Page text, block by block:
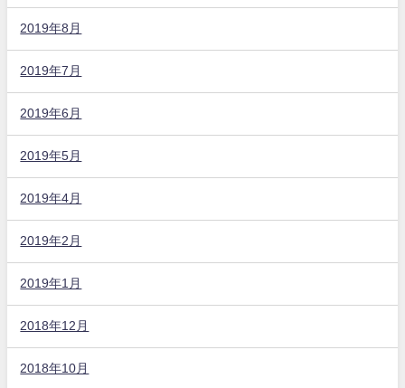
2019年8月
2019年7月
2019年6月
2019年5月
2019年4月
2019年2月
2019年1月
2018年12月
2018年10月